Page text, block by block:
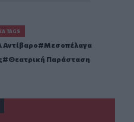
TAGS
Αντίβαρο
Μεσοπέλαγα
Θεατρική Παράσταση